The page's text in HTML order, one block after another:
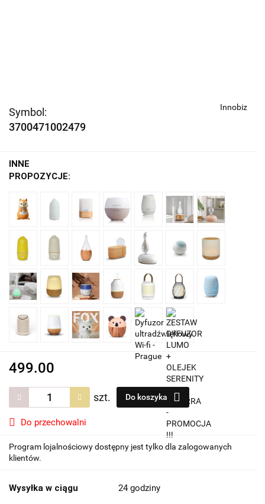
Symbol:
3700471002479
Innobiz
INNE
PROPOZYCJE:
499.00
szt. Do koszyka
Do przechowalni
Program lojalnościowy dostępny jest tylko dla zalogowanych
klientów.
Wysyłka w ciągu 24 godziny